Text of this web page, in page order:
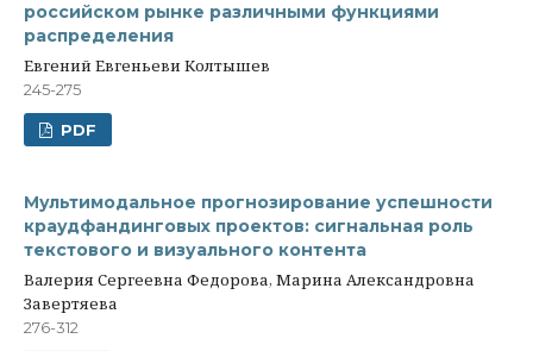
российском рынке различными функциями
распределения
Евгений Евгеньеви Колтышев
245-275
PDF
Мультимодальное прогнозирование успешности
краудфандинговых проектов: сигнальная роль
текстового и визуального контента
Валерия Сергеевна Федорова, Марина Александровна
Завертяева
276-312